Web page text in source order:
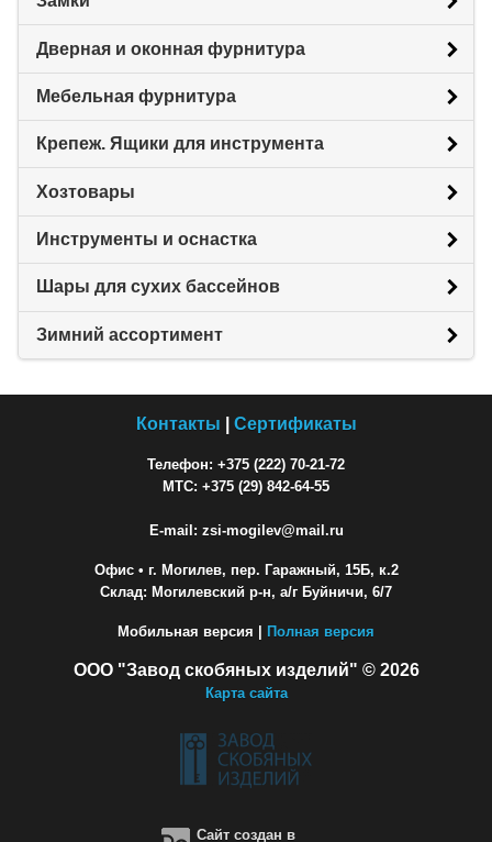
Дверная и оконная фурнитура
Мебельная фурнитура
Крепеж. Ящики для инструмента
Хозтовары
Инструменты и оснастка
Шары для сухих бассейнов
Зимний ассортимент
Контакты Сертификаты
Телефон: +375 (222) 70-21-72
МТС: +375 (29) 842-64-55
E-mail: zsi-mogilev@mail.ru
Офис• г. Могилев, пер. Гаражный, 15Б, к.2
Склад: Могилевский р-н, а/г Буйничи, 6/7
Мобильная версия | Полная версия
ООО "Завод скобяных изделий" © 2026
Карта сайта
Сайт создан в